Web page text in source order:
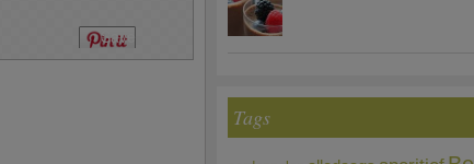
Save
Tags